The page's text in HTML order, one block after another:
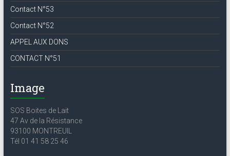
Contact N°53
Contact N°52
APPEL AUX DONS
CONTACT N°51
Image
SOS Boites de Lait
47 Av de la Résistance
93100 MONTREUIL
Tél 01 41 58 25 46